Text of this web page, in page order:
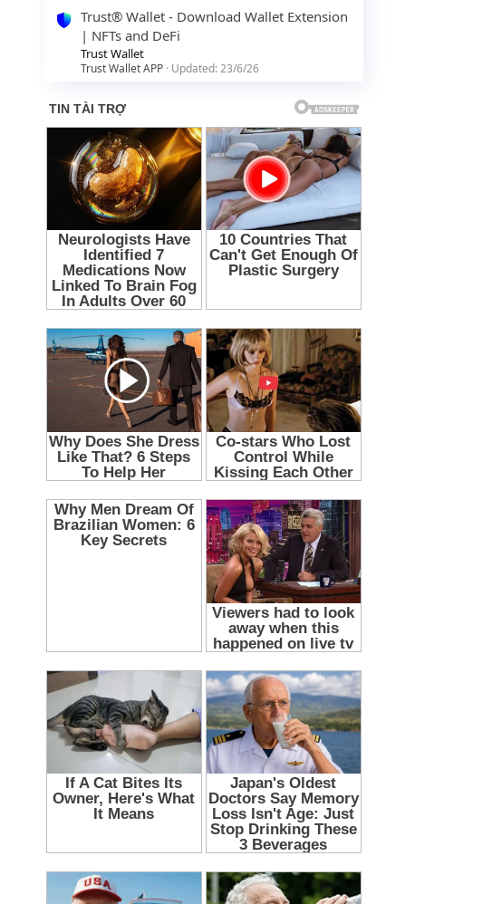
Trust® Wallet - Download Wallet Extension
| NFTs and DeFi
Trust Wallet
Trust Wallet APP Updated:23/6/26